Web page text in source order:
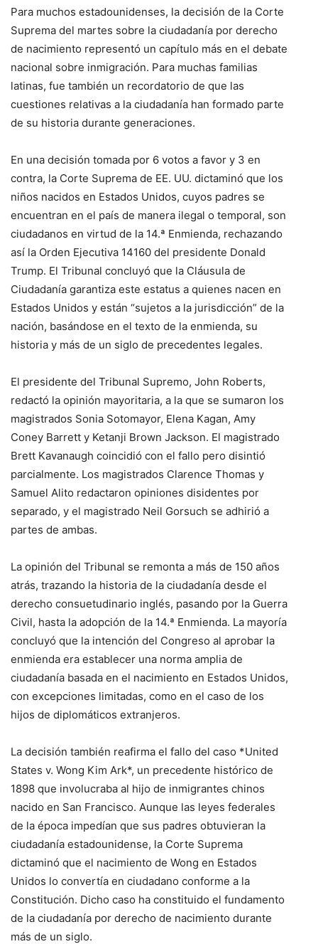
Para muchos estadounidenses, la decisión de la Corte
Suprema del martes sobre la ciudadanía por derecho
de nacimiento representó un capítulo más en el debate
nacional sobre inmigración. Para muchas familias
latinas, fue también un recordatorio de que las
cuestiones relativas a la ciudadanía han formado parte
de su historia durante generaciones.
En una decisión tomada por 6 votos a favor y 3 en
contra, la Corte Suprema de EE. UU. dictaminó que los
niños nacidos en Estados Unidos, cuyos padres se
encuentran en el país de manera ilegal o temporal, son
ciudadanos en virtud de la 14.ª Enmienda, rechazando
así la Orden Ejecutiva 14160 del presidente Donald
Trump. El Tribunal concluyó que la Cláusula de
Ciudadanía garantiza este estatus a quienes nacen en
Estados Unidos y están “sujetos a la jurisdicción” de la
nación, basándose en el texto de la enmienda, su
historia y más de un siglo de precedentes legales.
El presidente del Tribunal Supremo, John Roberts,
redactó la opinión mayoritaria, a la que se sumaron los
magistrados Sonia Sotomayor, Elena Kagan, Amy
Coney Barrett y Ketanji Brown Jackson. El magistrado
Brett Kavanaugh coincidió con el fallo pero disintió
parcialmente. Los magistrados Clarence Thomas y
Samuel Alito redactaron opiniones disidentes por
separado, y el magistrado Neil Gorsuch se adhirió a
partes de ambas.
La opinión del Tribunal se remonta a más de 150 años
atrás, trazando la historia de la ciudadanía desde el
derecho consuetudinario inglés, pasando por la Guerra
Civil, hasta la adopción de la 14.ª Enmienda. La mayoría
concluyó que la intención del Congreso al aprobar la
enmienda era establecer una norma amplia de
ciudadanía basada en el nacimiento en Estados Unidos,
con excepciones limitadas, como en el caso de los
hijos de diplomáticos extranjeros.
La decisión también reafirma el fallo del caso *United
States v. Wong Kim Ark*, un precedente histórico de
1898 que involucraba al hijo de inmigrantes chinos
nacido en San Francisco. Aunque las leyes federales
de la época impedían que sus padres obtuvieran la
ciudadanía estadounidense, la Corte Suprema
dictaminó que el nacimiento de Wong en Estados
Unidos lo convertía en ciudadano conforme a la
Constitución. Dicho caso ha constituido el fundamento
de la ciudadanía por derecho de nacimiento durante
más de un siglo.